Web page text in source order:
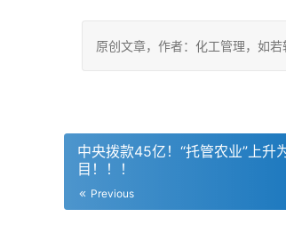
原创文章，作者：化工管理，如
中央拨款45亿！“托管农业”上升
目！！！
Previous